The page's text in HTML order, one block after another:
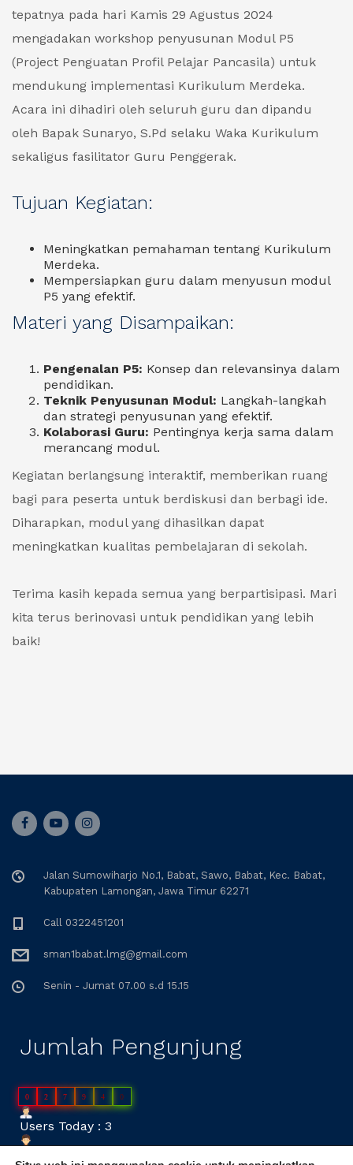
tepatnya pada hari Kamis 29 Agustus 2024
mengadakan workshop penyusunan Modul P5
(Project Penguatan Profil Pelajar Pancasila) untuk
mendukung implementasi Kurikulum Merdeka.
Acara ini dihadiri oleh seluruh guru dan dipandu
oleh Bapak Sunaryo, S.Pd selaku Waka Kurikulum
sekaligus fasilitator Guru Penggerak.
Tujuan Kegiatan:
Meningkatkan pemahaman tentang Kurikulum
Merdeka.
Mempersiapkan guru dalam menyusun modul
P5 yang efektif.
Materi yang Disampaikan:
Pengenalan P5: Konsep dan relevansinya dalam
pendidikan.
Teknik Penyusunan Modul: Langkah-langkah
dan strategi penyusunan yang efektif.
Kolaborasi Guru: Pentingnya kerja sama dalam
merancang modul.
Kegiatan berlangsung interaktif, memberikan ruang
bagi para peserta untuk berdiskusi dan berbagi ide.
Diharapkan, modul yang dihasilkan dapat
meningkatkan kualitas pembelajaran di sekolah.
Terima kasih kepada semua yang berpartisipasi. Mari
kita terus berinovasi untuk pendidikan yang lebih
baik!
Jalan Sumowiharjo No.1, Babat, Sawo, Babat, Kec. Babat,
Kabupaten Lamongan, Jawa Timur 62271
Call 0322451201
sman1babat.lmg@gmail.com
Senin - Jumat 07.00 s.d 15.15
Jumlah Pengunjung
0 2 7 9 4 0
Users Today : 3